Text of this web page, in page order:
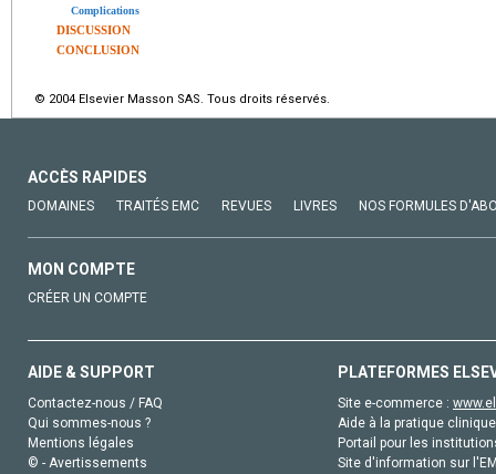
Complications
DISCUSSION
CONCLUSION
© 2004 Elsevier Masson SAS. Tous droits réservés.
ACCÈS RAPIDES
DOMAINES TRAITÉS EMC REVUES LIVRES NOS FORMULES
MON COMPTE
CRÉER UN COMPTE
AIDE & SUPPORT
Contactez-nous / FAQ
Qui sommes-nous ?
Mentions légales
© - Avertissements
PLATEFORMES
Site e-commerce :
Aide à la pratique
Portail pour les
Site d'information sur